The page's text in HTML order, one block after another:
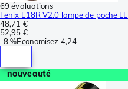
69 évaluations
Fenix E18R V2.0 lampe de poche
48,71 €
52,95 €
-8 %Économisez 4,24
nouveauté